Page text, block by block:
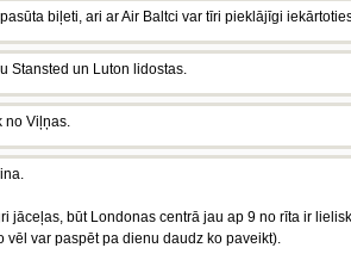
biļeti, ari ar Air Baltci var tīri pieklājīgi
Stansted un Luton lidostas.
no Viļņas.
jāceļas, būt Londonas centrā jau ap 9 no rīta ir
var paspēt pa dienu daudz ko paveikt).